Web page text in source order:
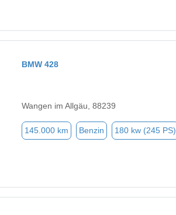
BMW 428
Wangen im Allgäu, 88239
145.000 km Benzin 180 kw (245 PS)